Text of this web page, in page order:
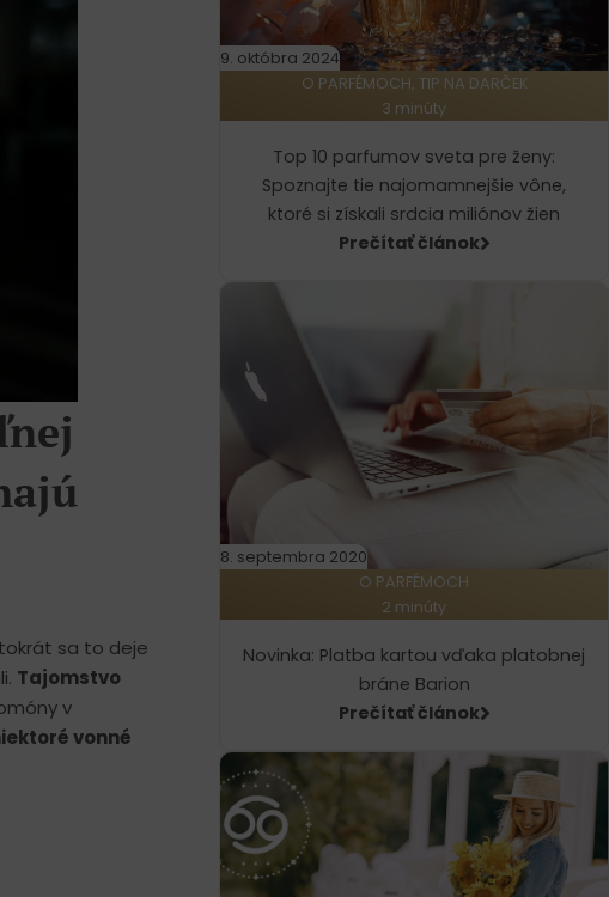
sa to deje
Tajomstvo
v
vonné
9. októbra 2024
O PARFÉMOCH, TIP NA DARČEK
3 minúty
Top 10 parfumov sveta pre ženy:
Spoznajte tie najomamnejšie vône,
ktoré si získali srdcia miliónov žien
Prečítať článok
8. septembra 2020
O PARFÉMOCH
2 minúty
Novinka: Platba kartou vďaka platobnej
bráne Barion
Prečítať článok